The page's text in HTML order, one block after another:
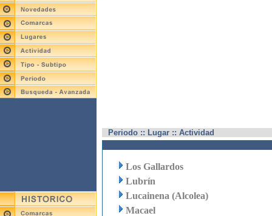
Periodo :: Lugar :: Actividad
Los Gallardos
Lubrín
Lucainena (Alcolea)
Macael